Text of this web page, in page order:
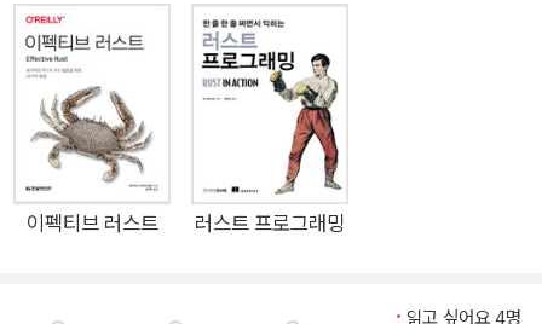
한 성능을 더한 러스트의 기능이 어떤 식으로 메모리 소모량과 프
로세서 사용량의 제어권을 프로그래머에게 제공하는지 보여 준
다. 경험이 많은 시스템 프로그래머라면 이 실용적인 가이드를 통
해서 러스트로 성능과 안전성 사이의 간극을 성공적으로 메우는
법을 배울 수 있을 것이다. · 러스트의 기본 데이터 타입 그리고
소유와 차용의 핵심 개념 · 트레이트와 제네릭을 써서 유연하고
효율적인 코드를 작성하는 법 · 데이터 경합 없이 빠른 멀티 스레
이펙티브 러스트 러스트 프로그래밍
읽고 싶어요 4명